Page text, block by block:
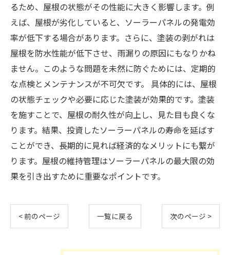
るため、屋根の状態がその性能に大きく影響します。例
えば、屋根が劣化していると、ソーラーパネルの発電効
率が低下する場合があります。さらに、塗装の剥がれは
屋根を防水性能が低下させ、雨漏りの原因にもなりかね
ません。このような問題を未然に防ぐためには、定期的
な点検とメンテナンスが不可欠です。 具体的には、屋根
の状態チェックや必要に応じた塗装が効果的です。塗装
を施すことで、屋根の耐久性が向上し、見た目も良くな
ります。結果、投資したソーラーパネルの寿命を延ばす
ことができ、長期的に見れば経済的なメリットにも繋が
ります。屋根の維持管理はソーラーパネルの最大限の効
果を引き出すために重要なポイントです。
< 前のページ 一覧に戻る 次のページ >